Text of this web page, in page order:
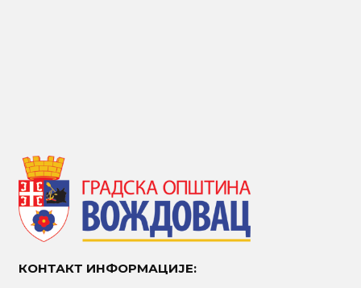
КОНТАКТ ИНФОРМАЦИЈЕ: